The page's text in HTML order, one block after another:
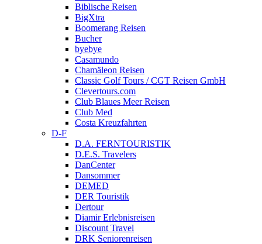
Biblische Reisen
BigXtra
Boomerang Reisen
Bucher
byebye
Casamundo
Chamäleon Reisen
Classic Golf Tours / CGT Reisen GmbH
Clevertours.com
Club Blaues Meer Reisen
Club Med
Costa Kreuzfahrten
D-F
D.A. FERNTOURISTIK
D.E.S. Travelers
DanCenter
Dansommer
DEMED
DER Touristik
Dertour
Diamir Erlebnisreisen
Discount Travel
DRK Seniorenreisen